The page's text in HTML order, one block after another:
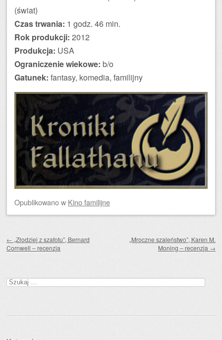
(świat)
Czas trwania: 1 godz. 46 min.
Rok produkcji: 2012
Produkcja: USA
Ograniczenie wiekowe: b/o
Gatunek: fantasy, komedia, familijny
Opublikowanow Kino familijne
← „Złodziej z szafotu”, Bernard
Cornwell – recenzja
„Mroczne szaleństwo”, Karen M.
Moning – recenzja →
Szukaj: